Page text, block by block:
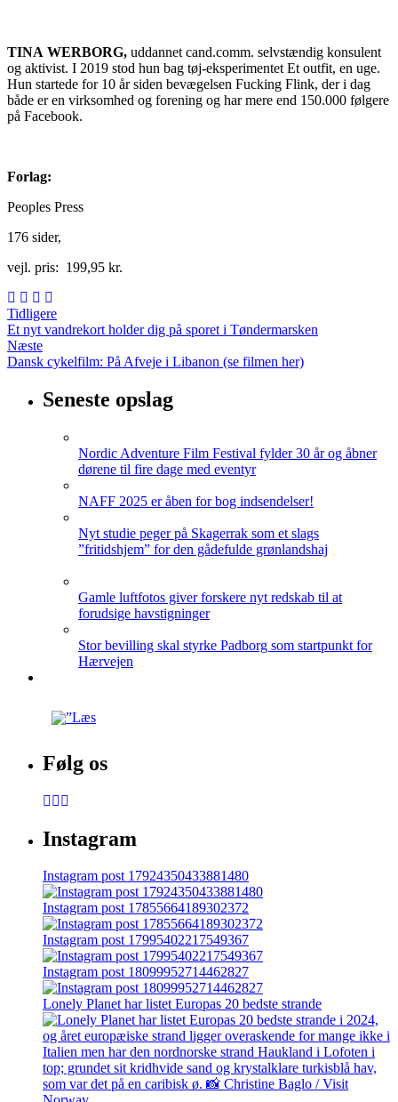
TINA WERBORG, uddannet cand.comm. selvstændig konsulent
og aktivist. I 2019 stod hun bag tøj-eksperimentet Et outfit, en uge.
Hun startede for 10 år siden bevægelsen Fucking Flink, der i dag
både er en virksomhed og forening og har mere end 150.000 følgere
på Facebook.
Forlag:
Peoples Press
176 sider,
vejl. pris: 199,95 kr.
Tidligere
Et nyt vandrekort holder dig på sporet i Tøndermarsken
Næste
Dansk cykelfilm: På Afveje i Libanon (se filmen her)
Seneste opslag
Nordic Adventure Film Festival fylder 30 år og åbner
dørene til fire dage med eventyr
NAFF 2025 er åben for bog indsendelser!
Nyt studie peger på Skagerrak som et slags
”fritidshjem” for den gådefulde grønlandshaj
Gamle luftfotos giver forskere nyt redskab til at
forudsige havstigninger
Stor bevilling skal styrke Padborg som startpunkt for
Hærvejen
Følg os
Instagram
Instagram post 17924350433881480
Instagram post 17855664189302372
Instagram post 17995402217549367
Instagram post 18099952714462827
Lonely Planet har listet Europas 20 bedste strande